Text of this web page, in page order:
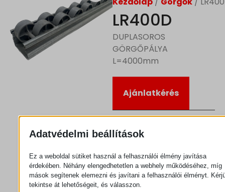
LR400D
DUPLASOROS
GÖRGŐPÁLYA
L=4000mm
Ajánlatkérés
Kategória
Adatvédelmi beállítások
Ez a weboldal sütiket használ a felhasználói élmény javítása
érdekében. Néhány elengedhetetlen a webhely működéséhez, míg
mások segítenek elemezni és javítani a felhasználói élményt.
tekintse át lehetőségeit, és válasszon.